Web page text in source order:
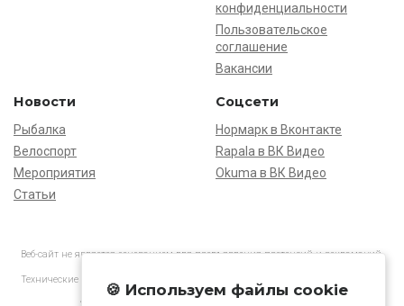
конфиденциальности
Пользовательское
соглашение
Вакансии
Новости
Рыбалка
Велоспорт
Мероприятия
Статьи
Соцсети
Нормарк в Вконтакте
Rapala в ВК Видео
Okuma в ВК Видео
Веб-сайт не является основанием для предъявления претензий и рекламаций,
Технические характеристики товаров могут отличаться от указанных на сайте.
АО «Нормарк» ИНН 7728172512 ОГРН 1037739603505
🍪 Используем файлы cookie